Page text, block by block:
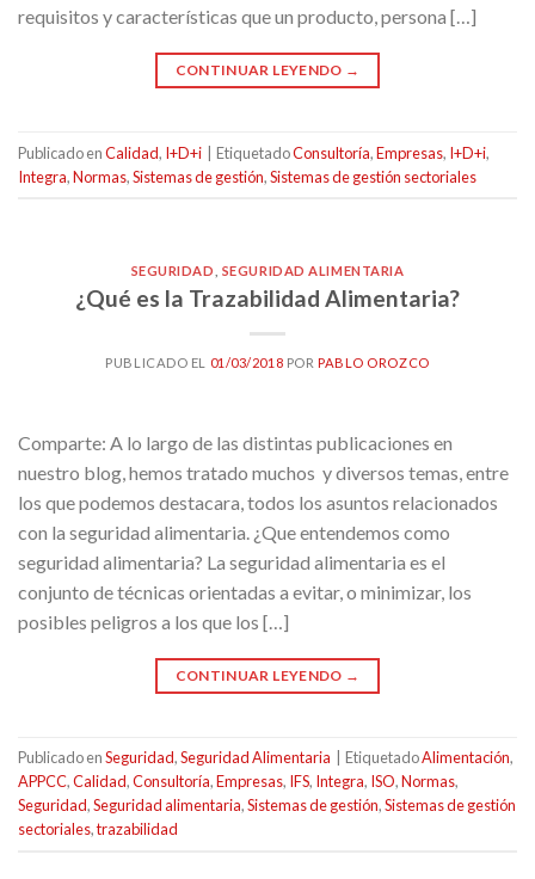
requisitos y características que un producto, persona […]
CONTINUAR LEYENDO →
Publicado enCalidad, I+D+i EtiquetadoConsultoría,Empresas, I+D+i,
Integra,Normas,Sistemas de gestión,Sistemas de gestión sectoriales
SEGURIDAD SEGURIDAD ALIMENTARIA
¿Qué es la Trazabilidad Alimentaria?
PUBLICADO EL 01/03/2018 POR PABLO OROZCO
Comparte: A lo largo de las distintas publicaciones en
nuestro blog, hemos tratado muchos y diversos temas, entre
los que podemos destacara, todos los asuntos relacionados
con la seguridad alimentaria. ¿Que entendemos como
seguridad alimentaria? La seguridad alimentaria es el
conjunto de técnicas orientadas a evitar, o minimizar, los
posibles peligros a los que los […]
CONTINUAR LEYENDO →
Publicado enSeguridad,Seguridad Alimentaria EtiquetadoAlimentación,
APPCC,Calidad,Consultoría,Empresas, IFS, Integra, ISO,Normas,
Seguridad,Seguridad alimentaria,Sistemas de gestión,Sistemas de gestión
sectoriales,trazabilidad